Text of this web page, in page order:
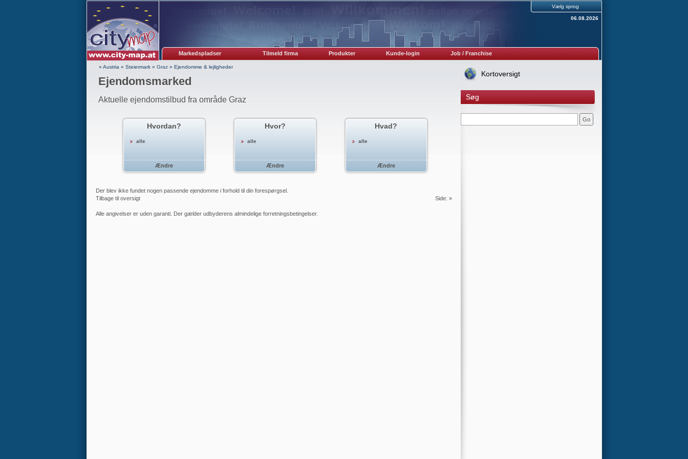
Vælg sprog
06.08.2026
Markedspladser Tilmeld firma Produkter Kunde-login Job / Franchise
» Austria » Steiermark» Graz» Ejendomme & lejligheder
Ejendomsmarked
Aktuelle ejendomstilbud fra område Graz
Hvordan?
Ændre
alle
Hvor?
Ændre
alle
Hvad?
Ændre
alle
Der blev ikke fundet nogen passende ejendomme i forhold til din forespørgsel.
Tilbage til oversigt
Side: »
Alle angivelser er uden garanti. Der gælder udbyderens almindelige forretningsbetingelser.
Kortoversigt
Søg